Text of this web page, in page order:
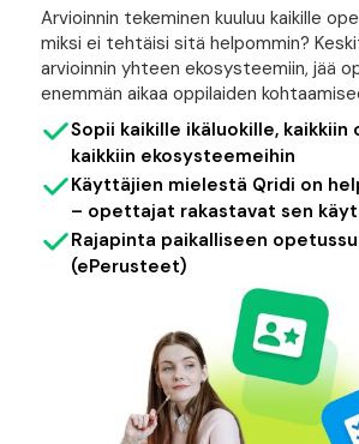
Arvioinnin tekeminen kuuluu kaikille
miksi ei tehtäisi sitä helpommin?
arvioinnin yhteen ekosysteemiin, jää
enemmän aikaa oppilaiden
Sopii kaikille ikäluokille, kaikkiin
kaikkiin ekosysteemeihin
Käyttäjien mielestä Qridi on
– opettajat rakastavat sen
Rajapinta paikalliseen
(ePerusteet)